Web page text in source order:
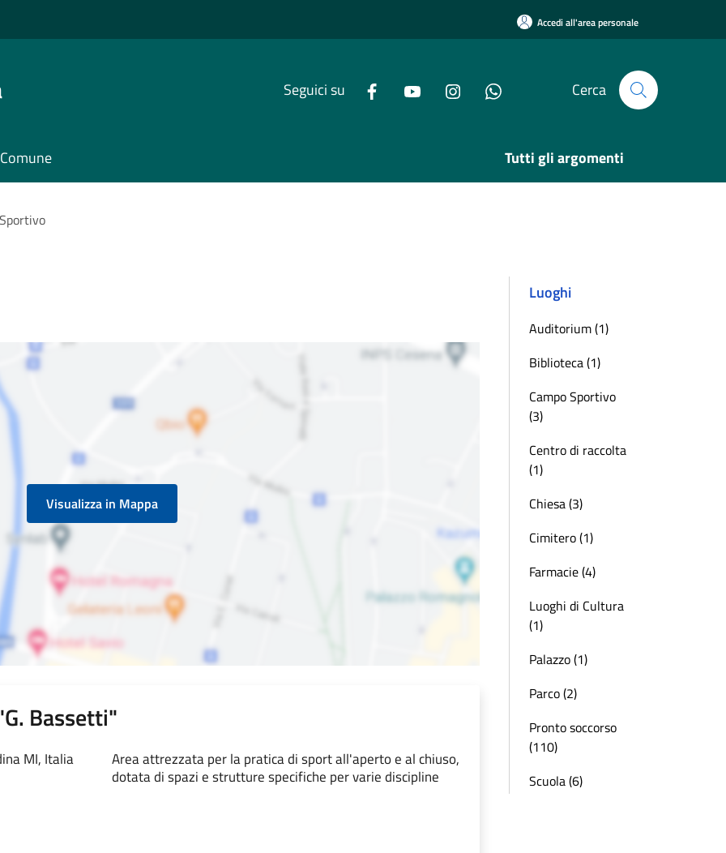
Accedi all'area personale
Seguici su Cerca
Tutti gli argomenti
Visualizza in Mappa
Bassetti"
MI, Italia
Area attrezzata per la pratica di sport all'aperto e al chiuso,
dotata di spazi e strutture specifiche per varie discipline
Luoghi
Auditorium (1)
Biblioteca (1)
Campo Sportivo
(3)
Centro di raccolta
(1)
Chiesa (3)
Cimitero (1)
Farmacie (4)
Luoghi di Cultura
(1)
Palazzo (1)
Parco (2)
Pronto soccorso
(110)
Scuola (6)